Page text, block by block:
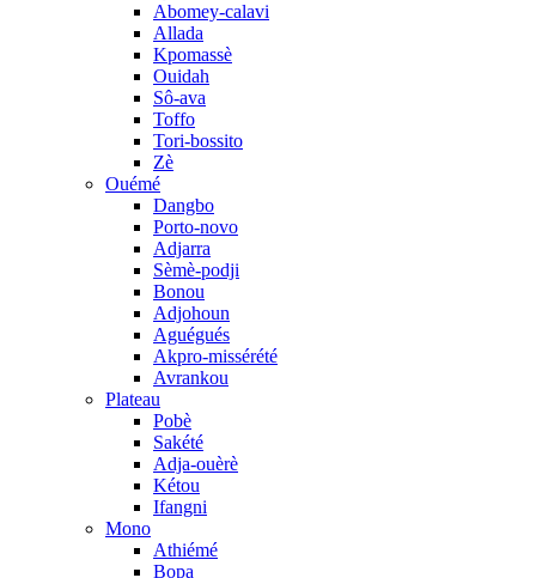
Abomey-calavi
Allada
Kpomassè
Ouidah
Sô-ava
Toffo
Tori-bossito
Zè
Ouémé
Dangbo
Porto-novo
Adjarra
Sèmè-podji
Bonou
Adjohoun
Aguégués
Akpro-missérété
Avrankou
Plateau
Pobè
Sakété
Adja-ouèrè
Kétou
Ifangni
Mono
Athiémé
Bopa